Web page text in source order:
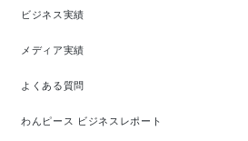
ビジネス実績
メディア実績
よくある質問
わんピース ビジネスレポート